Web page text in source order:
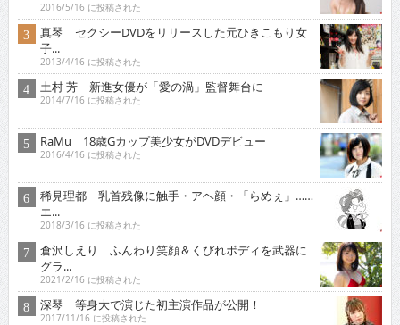
2016/5/16 に投稿された
真琴 セクシーDVDをリリースした元ひきこもり女
子...
2013/4/16 に投稿された
土村 芳 新進女優が「愛の渦」監督舞台に
2014/7/16 に投稿された
RaMu 18歳Gカップ美少女がDVDデビュー
2016/4/16 に投稿された
稀見理都 乳首残像に触手・アヘ顔・「らめぇ」……
エ...
2018/3/16 に投稿された
倉沢しえり ふんわり笑顔＆くびれボディを武器に
グラ...
2021/2/16 に投稿された
深琴 等身大で演じた初主演作品が公開！
2017/11/16 に投稿された